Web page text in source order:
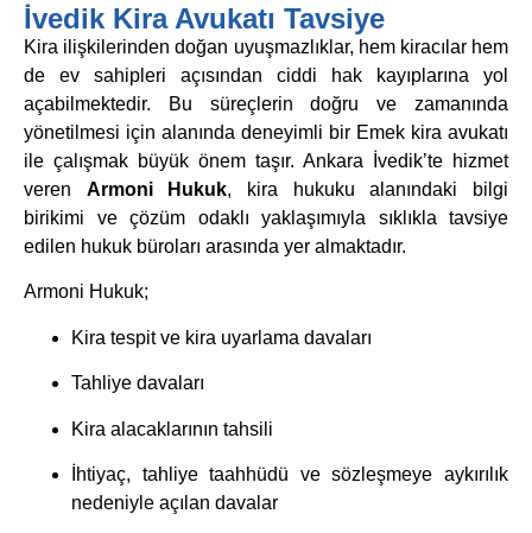
İvedik Kira Avukatı Tavsiye
Kira ilişkilerinden doğan uyuşmazlıklar, hem kiracılar hem
de ev sahipleri açısından ciddi hak kayıplarına yol
açabilmektedir. Bu süreçlerin doğru ve zamanında
yönetilmesi için alanında deneyimli bir Emek kira avukatı
ile çalışmak büyük önem taşır. Ankara İvedik’te hizmet
veren Armoni Hukuk, kira hukuku alanındaki bilgi
birikimi ve çözüm odaklı yaklaşımıyla sıklıkla tavsiye
edilen hukuk büroları arasında yer almaktadır.
Armoni Hukuk;
Kira tespit ve kira uyarlama davaları
Tahliye davaları
Kira alacaklarının tahsili
İhtiyaç, tahliye taahhüdü ve sözleşmeye aykırılık
nedeniyle açılan davalar